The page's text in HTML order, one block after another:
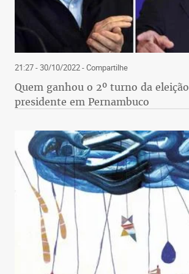
21:27 - 30/10/2022- Compartilhe
Quem ganhou o 2º turno da
presidente em Pernambuco